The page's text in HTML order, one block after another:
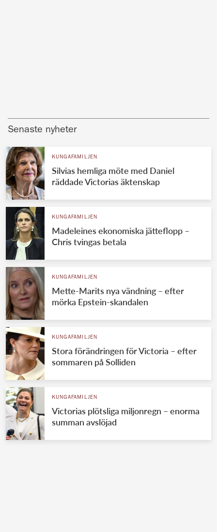
Senaste nyheter
KUNGAFAMILJEN
Silvias hemliga möte med Daniel
räddade Victorias äktenskap
KUNGAFAMILJEN
Madeleines ekonomiska jätteflopp –
Chris tvingas betala
KUNGAFAMILJEN
Mette-Marits nya vändning – efter
mörka Epstein-skandalen
KUNGAFAMILJEN
Stora förändringen för Victoria – efter
sommaren på Solliden
KUNGAFAMILJEN
Victorias plötsliga miljonregn – enorma
summan avslöjad